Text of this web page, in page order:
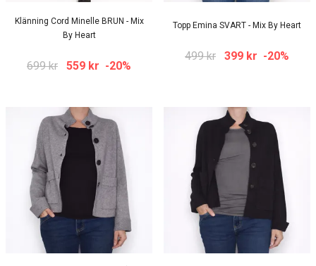
Klänning Cord Minelle BRUN - Mix
By Heart
699 kr 559 kr -20%
Topp Emina SVART - Mix By Heart
499 kr 399 kr -20%